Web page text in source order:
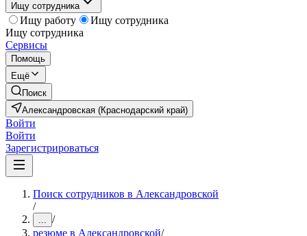
Ищу сотрудника
Ищу работу
Ищу сотрудника
Ищу сотрудника
Сервисы
Помощь
Ещё
Поиск
Александровская (Краснодарский край)
Войти
Войти
Зарегистрироваться
Поиск сотрудников в Александровской
/
... /
резюме в Александровской/